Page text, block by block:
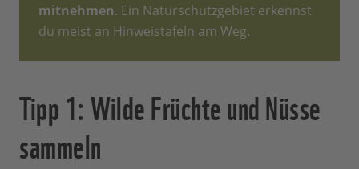
mitnehmen. Ein Naturschutzgebiet erkennst
du meist an Hinweistafeln am Weg.
Tipp 1: Wilde Früchte und Nüsse
sammeln